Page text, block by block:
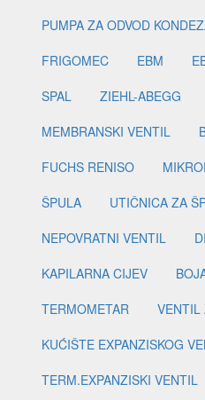
PUMPA ZA ODVOD
FRIGOMEC
EBM
SPAL
ZIEHL-ABEGG
MEMBRANSKI VENTIL
FUCHS RENISO
ŠPULA
UTIČNICA ZA
NEPOVRATNI VENTIL
KAPILARNA CIJEV
TERMOMETAR
VENTIL
KUĆIŠTE EXPANZISKOG
TERM.EXPANZISKI VENTIL